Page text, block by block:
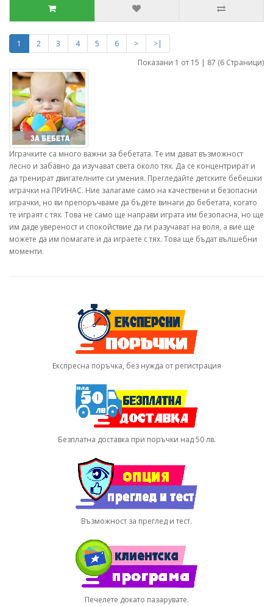
1 2 3 4 5 6 >
>|
Показани 1 от 15 | 87 (6 Страници)
Играчките са много важни за бебетата. Те им дават възможност
лесно и забавно да изучават света около тях. Да се концентрират и
да тренират двигателните си умения. Прегледайте детските бебешки
играчки на ПРИНАС. Ние залагаме само на качествени и безопасни
играчки, но ви препоръчваме да бъдете винаги до бебетата, когато
те играят с тях. Това не само ще направи играта им безопасна, но ще
им даде увереност и спокойствие да ги разучават на воля, а вие ще
можете да им помагате и да играете с тях. Това ще бъдат вълшебни
моменти.
Експресна поръчка, без нужда от регистрация
Безплатна доставка при поръчки над 50 лв.
Възможност за преглед и тест.
Печелете докато пазарувате.